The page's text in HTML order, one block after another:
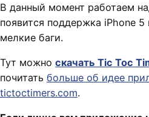
В данный момент работаем
появится поддержка iPhone
мелкие баги.
Тут можно скачать Tic Toc
почитать больше об идее
tictoctimers.com.